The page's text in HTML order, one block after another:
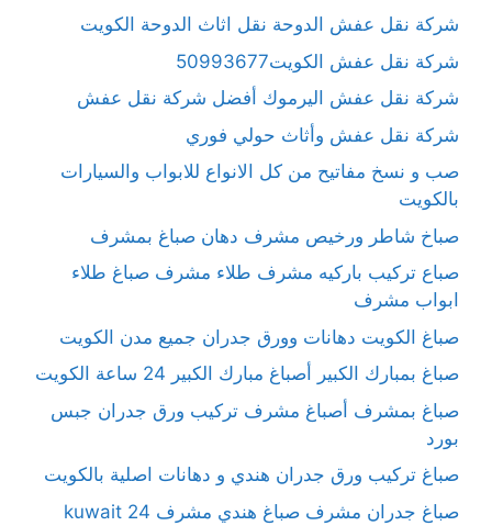
شركة نقل عفش الدوحة نقل اثاث الدوحة الكويت
شركة نقل عفش الكويت50993677
شركة نقل عفش اليرموك أفضل شركة نقل عفش
شركة نقل عفش وأثاث حولي فوري
صب و نسخ مفاتيح من كل الانواع للابواب والسيارات
بالكويت
صباخ شاطر ورخيص مشرف دهان صباغ بمشرف
صباع تركيب باركيه مشرف طلاء مشرف صباغ طلاء
ابواب مشرف
صباغ الكويت دهانات وورق جدران جميع مدن الكويت
صباغ بمبارك الكبير أصباغ مبارك الكبير 24 ساعة الكويت
صباغ بمشرف أصباغ مشرف تركيب ورق جدران جبس
بورد
صباغ تركيب ورق جدران هندي و دهانات اصلية بالكويت
صباغ جدران مشرف صباغ هندي مشرف kuwait 24